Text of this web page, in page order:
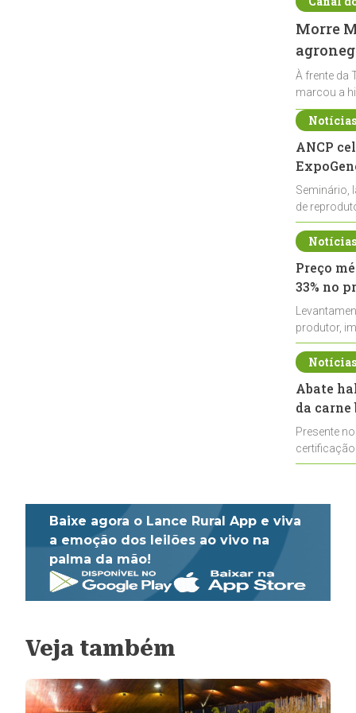
Morre
À frente da
marcou a
ANCP
Seminário,
de
durante a
Preço
33% no
produtor,
de leite cru
Abate
da
Presente
Baixe agora o Lance Rural App e viva
a emoção dos leilões ao vivo na
palma da mão!
Veja também